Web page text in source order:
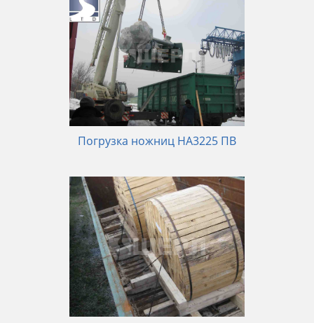
Погрузка ножниц НА3225 ПВ